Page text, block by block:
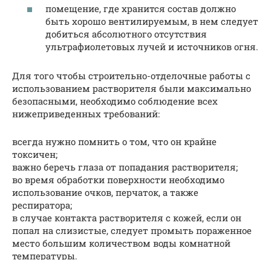
помещение, где хранится состав должно
быть хорошо вентилируемым, в нем следует
добиться абсолютного отсутствия
ультрафиолетовых лучей и источников огня.
Для того чтобы строительно-отделочные работы с
использованием растворителя были максимально
безопасными, необходимо соблюдение всех
нижеприведенных требований:
всегда нужно помнить о том, что он крайне
токсичен;
важно беречь глаза от попадания растворителя;
во время обработки поверхности необходимо
использование очков, перчаток, а также
респиратора;
в случае контакта растворителя с кожей, если он
попал на слизистые, следует промыть пораженное
место большим количеством воды комнатной
температуры.